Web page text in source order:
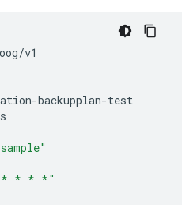
v1
backupplan-test
* * * *"